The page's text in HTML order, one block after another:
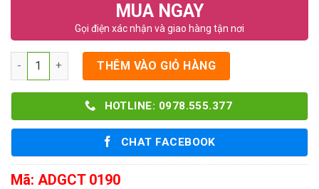
MUA NGAY
Gọi điện xác nhận và giao hàng tận nơi
Số lượng THÊM VÀO GIỎ HÀNG
HOTLINE: 0978.555.377
CHAT FACEBOOK
Mã: ADGCT 0190